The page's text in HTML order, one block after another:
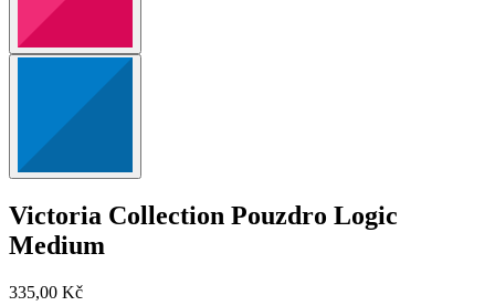
Victoria Collection Pouzdro Logic
Medium
335,00 Kč